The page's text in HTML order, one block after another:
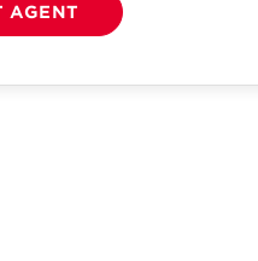
AGENT